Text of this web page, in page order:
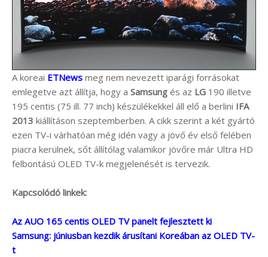
A koreai ETNews meg nem nevezett iparági forrásokat
emlegetve azt állítja, hogy a Samsung és az LG 190 illetve
195 centis (75 ill. 77 inch) készülékekkel áll elő a berlini IFA
2013 kiállításon szeptemberben. A cikk szerint a két gyártó
ezen TV-i várhatóan még idén vagy a jövő év első felében
piacra kerülnek, sőt állítólag valamikor jövőre már Ultra HD
felbontású OLED TV-k megjelenését is tervezik.
Kapcsolódó linkek:
Az AUO 165 centis OLED TV panelt fejlesztett ki
Samsung: júniusban kezdik árusítani Koreában az OLED TV-
t